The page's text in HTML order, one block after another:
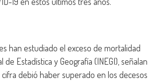
han estudiado el exceso de mortalidad
de Estadística y Geografía (INEGI), señalan
debió haber superado en los decesos